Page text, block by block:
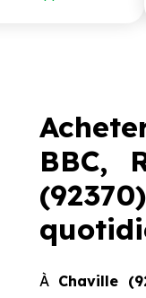
BBC,
À Chaville